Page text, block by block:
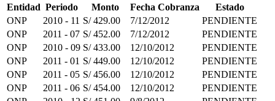
Entidad Periodo Monto Fecha Cobranza
Estado
ONP
2010 - 11 S/ 429.00 7/12/2012
PENDIENTE
ONP
2011 - 07 S/ 452.00 7/12/2012
PENDIENTE
ONP
2010 - 09 S/ 433.00 12/10/2012
PENDIENTE
ONP
2011 - 01 S/ 449.00 12/10/2012
PENDIENTE
ONP
2011 - 05 S/ 456.00 12/10/2012
PENDIENTE
ONP
2011 - 06 S/ 454.00 12/10/2012
PENDIENTE